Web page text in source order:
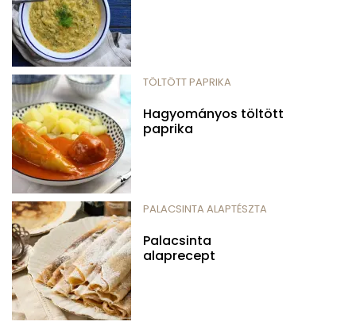
TÖLTÖTT PAPRIKA
Hagyományos töltött
paprika
PALACSINTA ALAPTÉSZTA
Palacsinta
alaprecept